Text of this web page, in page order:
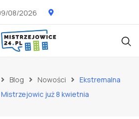
08/2026
Blog Nowości
Ekstremalna
już 8 kwietnia